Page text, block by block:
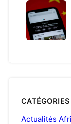
CATÉGORIES
Actualités